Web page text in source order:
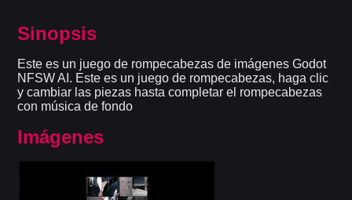
Sinopsis
Este es un juego de rompecabezas de imágenes Godot
NFSW AI. Este es un juego de rompecabezas, haga clic
y cambiar las piezas hasta completar el rompecabezas
con música de fondo
Imágenes